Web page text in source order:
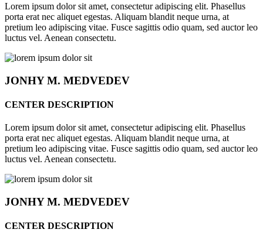
Lorem ipsum dolor sit amet, consectetur adipiscing elit. Phasellus
porta erat nec aliquet egestas. Aliquam blandit neque urna, at
pretium leo adipiscing vitae. Fusce sagittis odio quam, sed auctor leo
luctus vel. Aenean consectetu.
JONHYM. MEDVEDEV
CENTER DESCRIPTION
Lorem ipsum dolor sit amet, consectetur adipiscing elit. Phasellus
porta erat nec aliquet egestas. Aliquam blandit neque urna, at
pretium leo adipiscing vitae. Fusce sagittis odio quam, sed auctor leo
luctus vel. Aenean consectetu.
JONHYM. MEDVEDEV
CENTER DESCRIPTION